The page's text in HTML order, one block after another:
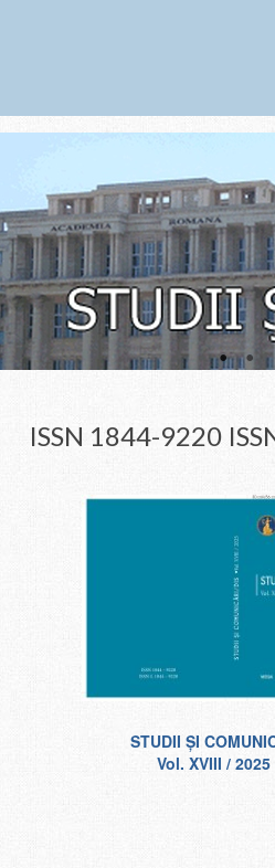
ISSN 1844-9220
STUDII ŞI
Vol. XVIII / 2025